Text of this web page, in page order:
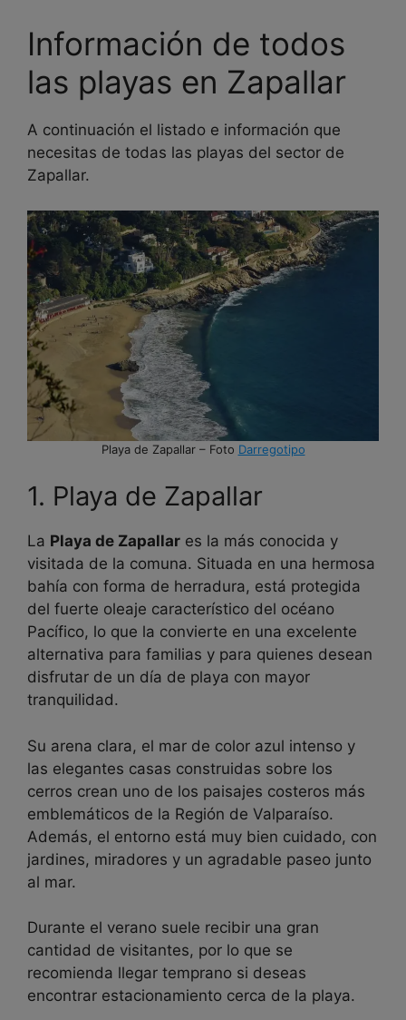
Información de todos
las playas en Zapallar
A continuación el listado e información que
necesitas de todas las playas del sector de
Zapallar.
Playa de Zapallar – Foto Darregotipo
1. Playa de Zapallar
La Playa de Zapallar es la más conocida y
visitada de la comuna. Situada en una hermosa
bahía con forma de herradura, está protegida
del fuerte oleaje característico del océano
Pacífico, lo que la convierte en una excelente
alternativa para familias y para quienes desean
disfrutar de un día de playa con mayor
tranquilidad.
Su arena clara, el mar de color azul intenso y
las elegantes casas construidas sobre los
cerros crean uno de los paisajes costeros más
emblemáticos de la Región de Valparaíso.
Además, el entorno está muy bien cuidado, con
jardines, miradores y un agradable paseo junto
al mar.
Durante el verano suele recibir una gran
cantidad de visitantes, por lo que se
recomienda llegar temprano si deseas
encontrar estacionamiento cerca de la playa.